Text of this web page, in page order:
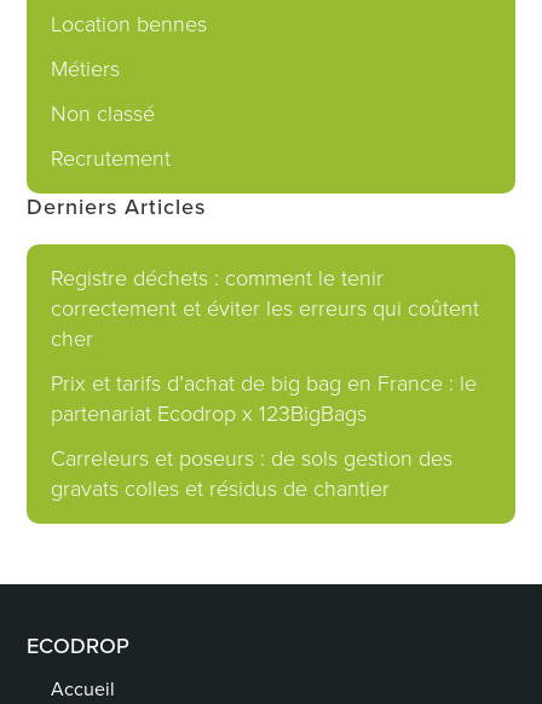
Location bennes
Métiers
Non classé
Recrutement
Derniers Articles
Registre déchets : comment le tenir
correctement et éviter les erreurs qui coûtent
cher
Prix et tarifs d’achat de big bag en France : le
partenariat Ecodrop x 123BigBags
Carreleurs et poseurs : de sols gestion des
gravats colles et résidus de chantier
ECODROP
Accueil